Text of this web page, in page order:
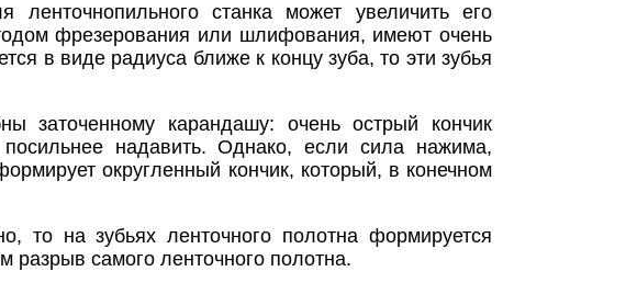
ленточнопильного станка может увеличить его
фрезерования или шлифования, имеют очень
в виде радиуса ближе к концу зуба, то эти зубья
заточенному карандашу: очень острый кончик
надавить. Однако, если сила нажима,
округленный кончик, который, в конечном
то на зубьях ленточного полотна формируется
самого ленточного полотна.